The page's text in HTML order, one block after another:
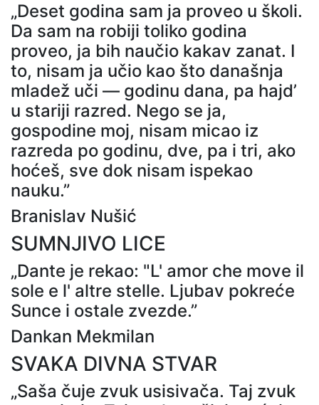
„Deset godina sam ja proveo u školi.
Da sam na robiji toliko godina
proveo, ja bih naučio kakav zanat. I
to, nisam ja učio kao što današnja
mladež uči — godinu dana, pa hajd’
u stariji razred. Nego se ja,
gospodine moj, nisam micao iz
razreda po godinu, dve, pa i tri, ako
hoćeš, sve dok nisam ispekao
nauku.”
Branislav Nušić
SUMNJIVO LICE
„Dante je rekao: "L' amor che move il
sole e l' altre stelle. Ljubav pokreće
Sunce i ostale zvezde.”
Dankan Mekmilan
SVAKA DIVNA STVAR
„Saša čuje zvuk usisivača. Taj zvuk